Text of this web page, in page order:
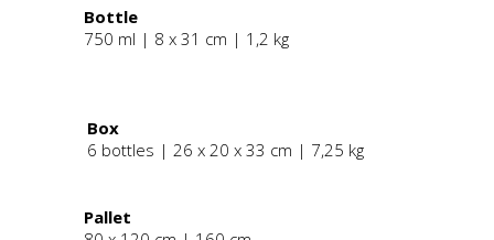
Bottle
750 ml | 8 x 31 cm | 1,2 kg
Box
6 bottles | 26 x 20 x 33 cm | 7,25 kg
Pallet